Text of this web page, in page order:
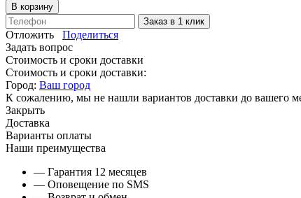
В корзину
Заказ в 1 клик
Отложить
Поделиться
Задать вопрос
Стоимость и сроки доставки
Стоимость и сроки доставки:
Город: Ваш город
К сожалению, мы не нашли вариантов доставки до вашего
Закрыть
Доставка
Варианты оплаты
Наши преимущества
— Гарантия 12 месяцев
— Оповещение по SMS